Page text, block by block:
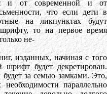
и от современной и от
что если дети в
на ликпунктах будут
то на первое время
не-
изданных, начиная с того
шрифт будет декретирован.
будет за семью замками. Это,
параллельно